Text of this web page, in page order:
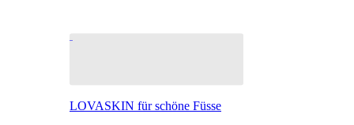
LOVASKIN für schöne Füsse